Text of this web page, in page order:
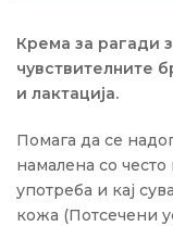
Крема за рагади
чувствителните
и лактација.
Помага да се
намалена со
употреба и кај
кожа (Потсечени